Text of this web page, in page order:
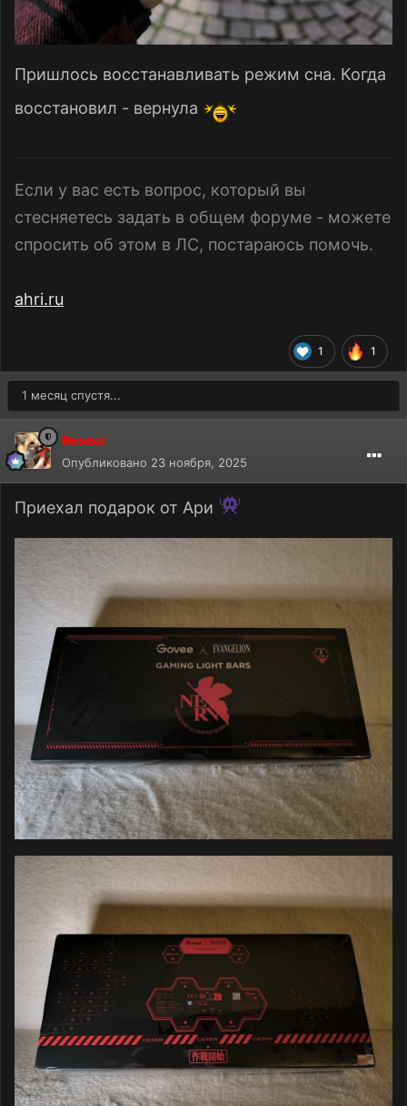
Пришлось восстанавливать режим сна. Когда
восстановил - вернула
1 1
Если у вас есть вопрос, который вы
стесняетесь задать в общем форуме - можете
спросить об этом в ЛС, постараюсь помочь.
ahri.ru
1 месяц спустя...
Rescor
Опубликовано 23 ноября, 2025
Приехал подарок от Ари